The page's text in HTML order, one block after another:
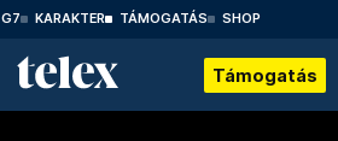
G7 KARAKTER TÁMOGATÁS SHOP
Támogatás